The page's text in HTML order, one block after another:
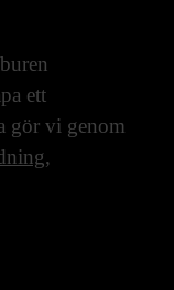
ett
gör vi genom
,